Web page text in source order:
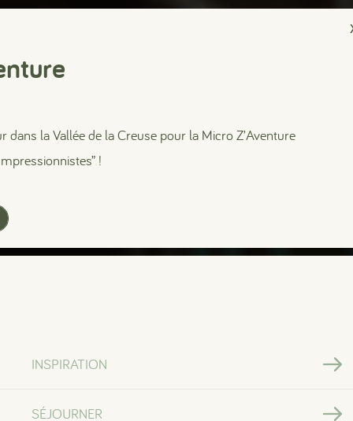
INSPIRATION
SÉJOURNER
Besoin de vous mettre
dans la Vallée de la Creuse pour la Micro Z’Aventure
!